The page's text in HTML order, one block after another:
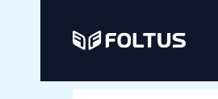
contenido